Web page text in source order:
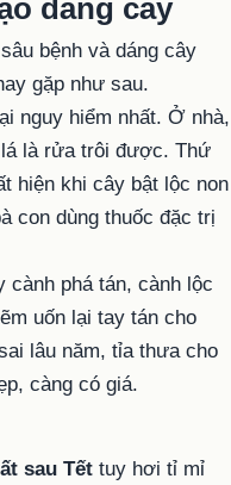
dáng cây
bệnh và dáng cây
gặp như sau.
nguy hiểm nhất. Ở nhà,
là rửa trôi được. Thứ
hiện khi cây bật lộc non
con dùng thuốc đặc trị
cành phá tán, cành lộc
uốn lại tay tán cho
lâu năm, tỉa thưa cho
càng có giá.
sau Tết tuy hơi tỉ mỉ